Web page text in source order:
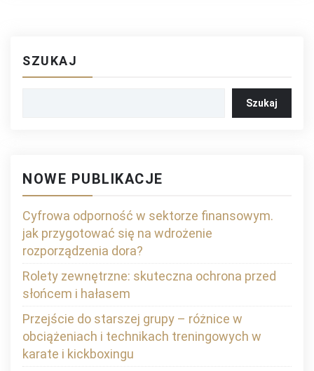
SZUKAJ
Szukaj
NOWE PUBLIKACJE
Cyfrowa odporność w sektorze finansowym.
jak przygotować się na wdrożenie
rozporządzenia dora?
Rolety zewnętrzne: skuteczna ochrona przed
słońcem i hałasem
Przejście do starszej grupy – różnice w
obciążeniach i technikach treningowych w
karate i kickboxingu